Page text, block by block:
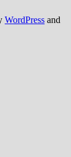
WordPress and